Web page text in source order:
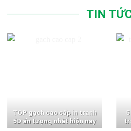
TIN
TOP gạch cao cấp in tranh
5D ấn tượng nhất hiện nay